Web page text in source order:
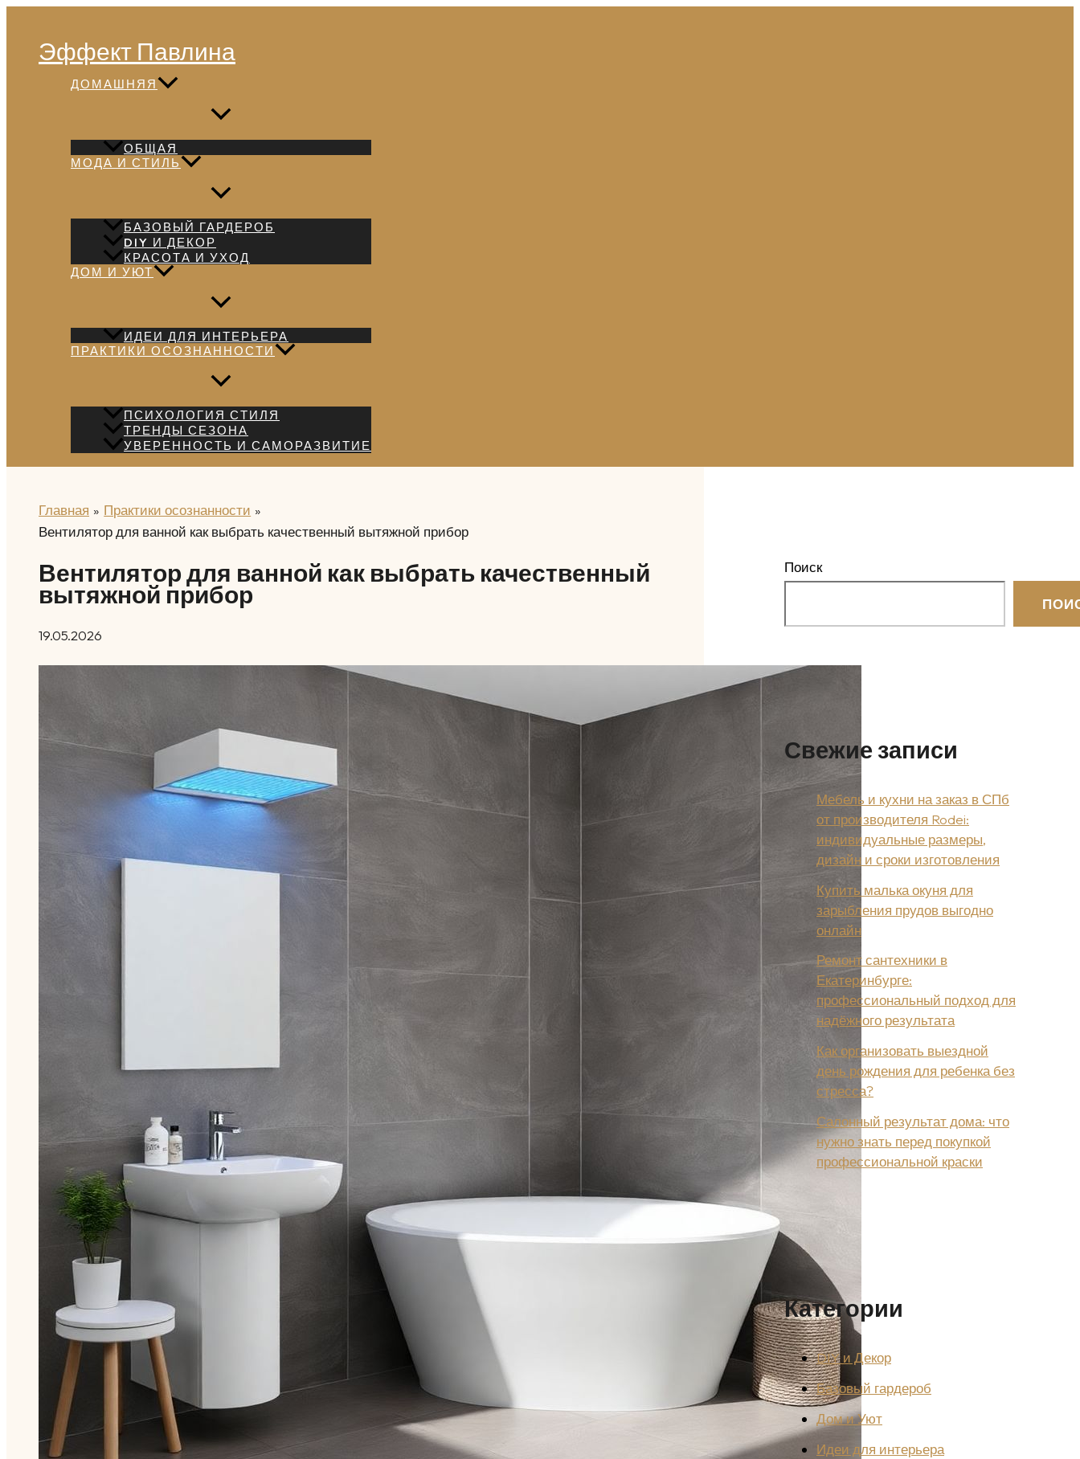
содержимому
Эффект Павлина
ДОМАШНЯЯ
ОБЩАЯ
МОДА И СТИЛЬ
БАЗОВЫЙ ГАРДЕРОБ
DIY И ДЕКОР
КРАСОТА И УХОД
ДОМ И УЮТ
ИДЕИ ДЛЯ ИНТЕРЬЕРА
ПРАКТИКИ ОСОЗНАННОСТИ
ПСИХОЛОГИЯ СТИЛЯ
ТРЕНДЫ СЕЗОНА
УВЕРЕННОСТЬ И САМОРАЗВИТИЕ
Главная
Практики осознанности
Вентилятор для ванной как выбрать качественный вытяжной прибор
Вентилятор для ванной как выбрать качественный
вытяжной прибор
19.05.2026
Поиск
Свежие записи
Мебель и кухни на заказ в СПб
от производителя Rodei:
индивидуальные размеры,
дизайн и сроки изготовления
Купить малька окуня для
зарыбления прудов выгодно
онлайн
Ремонт сантехники в
Екатеринбурге:
профессиональный подход для
надёжного результата
Как организовать выездной
день рождения для ребенка без
стресса?
Салонный результат дома: что
нужно знать перед покупкой
профессиональной краски
Категории
DIY и Декор
Базовый гардероб
Дом и Уют
Идеи для интерьера